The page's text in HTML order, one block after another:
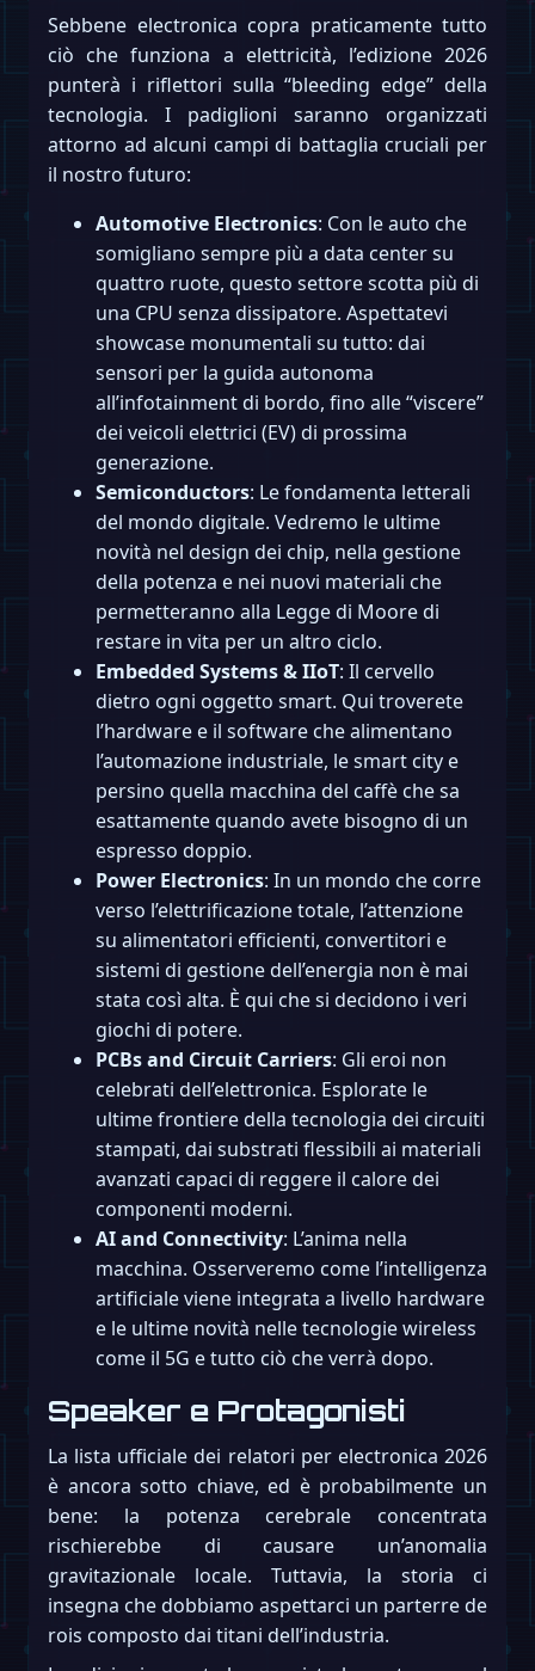
Sebbene electronica copra praticamente tutto
ciò che funziona a elettricità, l’edizione 2026
punterà i riflettori sulla “bleeding edge” della
tecnologia. I padiglioni saranno organizzati
attorno ad alcuni campi di battaglia cruciali per
il nostro futuro:
Automotive Electronics: Con le auto che
somigliano sempre più a data center su
quattro ruote, questo settore scotta più di
una CPU senza dissipatore. Aspettatevi
showcase monumentali su tutto: dai
sensori per la guida autonoma
all’infotainment di bordo, fino alle “viscere”
dei veicoli elettrici (EV) di prossima
generazione.
Semiconductors: Le fondamenta letterali
del mondo digitale. Vedremo le ultime
novità nel design dei chip, nella gestione
della potenza e nei nuovi materiali che
permetteranno alla Legge di Moore di
restare in vita per un altro ciclo.
Embedded Systems & IIoT: Il cervello
dietro ogni oggetto smart. Qui troverete
l’hardware e il software che alimentano
l’automazione industriale, le smart city e
persino quella macchina del caffè che sa
esattamente quando avete bisogno di un
espresso doppio.
Power Electronics: In un mondo che corre
verso l’elettrificazione totale, l’attenzione
su alimentatori efficienti, convertitori e
sistemi di gestione dell’energia non è mai
stata così alta. È qui che si decidono i veri
giochi di potere.
PCBs and Circuit Carriers: Gli eroi non
celebrati dell’elettronica. Esplorate le
ultime frontiere della tecnologia dei circuiti
stampati, dai substrati flessibili ai materiali
avanzati capaci di reggere il calore dei
componenti moderni.
AI and Connectivity: L’anima nella
macchina. Osserveremo come l’intelligenza
artificiale viene integrata a livello hardware
e le ultime novità nelle tecnologie wireless
come il 5G e tutto ciò che verrà dopo.
Speaker e Protagonisti
La lista ufficiale dei relatori per electronica 2026
è ancora sotto chiave, ed è probabilmente un
bene: la potenza cerebrale concentrata
rischierebbe di causare un’anomalia
gravitazionale locale. Tuttavia, la storia ci
insegna che dobbiamo aspettarci un parterre de
rois composto dai titani dell’industria.